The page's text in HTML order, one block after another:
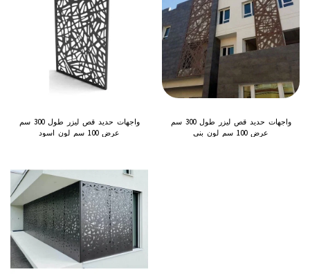
واجهات حديد قص ليزر طول 300 سم
عرض 100 سم لون اسود
واجهات حديد قص ليزر طول 300 سم
عرض 100 سم لون بني